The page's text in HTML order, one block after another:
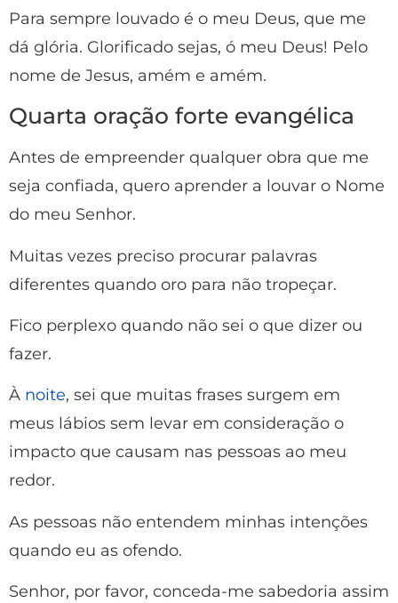
Para sempre louvado é o meu Deus, que me
dá glória. Glorificado sejas, ó meu Deus! Pelo
nome de Jesus, amém e amém.
Quarta oração forte evangélica
Antes de empreender qualquer obra que me
seja confiada, quero aprender a louvar o Nome
do meu Senhor.
Muitas vezes preciso procurar palavras
diferentes quando oro para não tropeçar.
Fico perplexo quando não sei o que dizer ou
fazer.
À noite, sei que muitas frases surgem em
meus lábios sem levar em consideração o
impacto que causam nas pessoas ao meu
redor.
As pessoas não entendem minhas intenções
quando eu as ofendo.
Senhor, por favor, conceda-me sabedoria assim